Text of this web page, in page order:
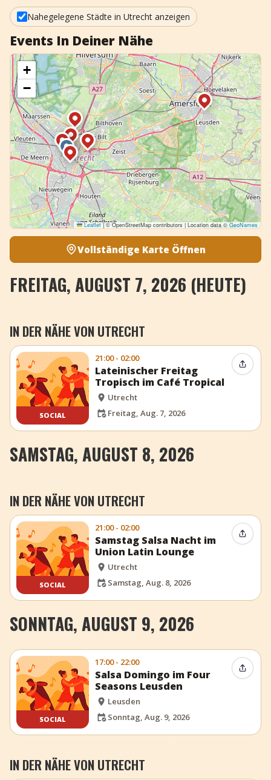
+ Event hinzufügen
Nahegelegene Städte in Utrecht anzeigen
Events In Deiner Nähe
+
−
Leaflet |© OpenStreetMap contributors | Location data © GeoNames
Vollständige Karte Öffnen
FREITAG, AUGUST 7, 2026 (HEUTE)
IN DER NÄHE VON UTRECHT
SOCIAL
21:00 - 02:00
Lateinischer Freitag
Tropisch im Café Tropical
Utrecht
Freitag, Aug. 7, 2026
Event
SAMSTAG, AUGUST 8, 2026
IN DER NÄHE VON UTRECHT
SOCIAL
21:00 - 02:00
Samstag Salsa Nacht im
Union Latin Lounge
Utrecht
Samstag, Aug. 8, 2026
Event
SONNTAG, AUGUST 9, 2026
SOCIAL
17:00 - 22:00
Salsa Domingo im Four
Seasons Leusden
Leusden
Sonntag, Aug. 9, 2026
Event
IN DER NÄHE VON UTRECHT